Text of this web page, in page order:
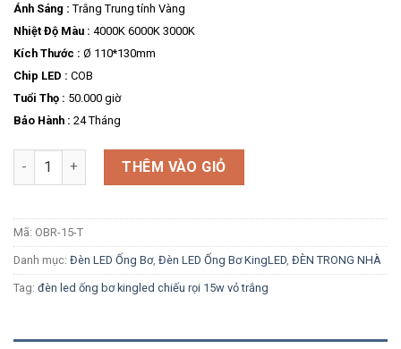
Ánh Sáng : Trắng Trung tính Vàng
Nhiệt Độ Màu : 4000K 6000K 3000K
Kích Thước : Ø 110*130mm
Chip LED : COB
Tuổi Thọ : 50.000 giờ
Bảo Hành : 24 Tháng
Số lượng THÊM VÀO GIỎ
Mã: OBR-15-T
Danh mục: Đèn LED Ống Bơ, Đèn LED Ống Bơ KingLED ĐÈN TRONG NHÀ
Tag: đèn led ống bơ kingled chiếu rọi 15w vỏ trắng